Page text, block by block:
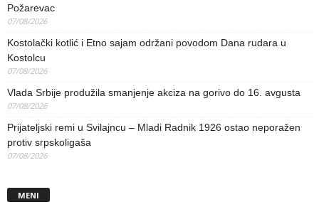
Požarevac
07/08/2026
Kostolački kotlić i Etno sajam održani povodom Dana rudara u
Kostolcu
07/08/2026
Vlada Srbije produžila smanjenje akciza na gorivo do 16. avgusta
07/08/2026
Prijateljski remi u Svilajncu – Mladi Radnik 1926 ostao neporažen
protiv srpskoligaša
07/08/2026
MENI